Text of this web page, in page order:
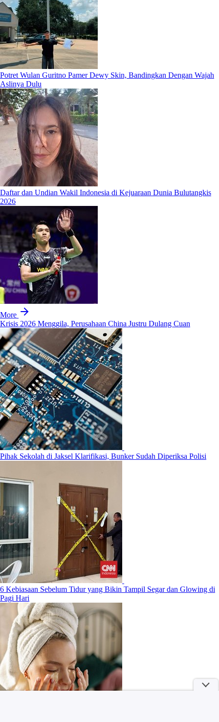
Potret Wulan Guritno Pamer Dewy Skin, Bandingkan Dengan Wajah
Aslinya Dulu
Daftar dan Undian Wakil Indonesia di Kejuaraan Dunia Bulutangkis
2026
More
Krisis 2026 Menggila, Perusahaan China Justru Dulang Cuan
Pihak Sekolah di Jaksel Klarifikasi, Bunker Sudah Diperiksa Polisi
6 Kebiasaan Sebelum Tidur yang Bikin Tampil Segar dan Glowing di
Pagi Hari